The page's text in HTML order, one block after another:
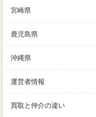
宮崎県
鹿児島県
沖縄県
運営者情報
買取と仲介の違い